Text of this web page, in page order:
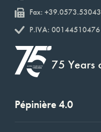
Fax:
P.IVA: 00144510476
75 Years
Pépinière 4.0